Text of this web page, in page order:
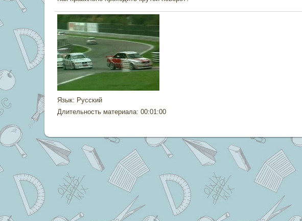
Язык: Русский
Длительность материала: 00:01:00